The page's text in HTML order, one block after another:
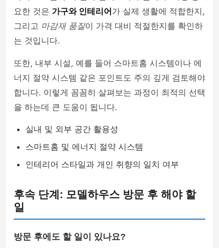
요한 것은 가구와 인테리어 가 실제 생활에 적합한지,
그리고 마감재 품질이 가격 대비 적절한지를 확인하
는 것입니다.
또한, 내부 시설, 예를 들어 스마트홈 시스템이나 에
너지 절약 시스템 같은 포인트도 주의 깊게 검토해야
합니다. 이렇게 꼼꼼히 살펴보는 과정이 최적의 선택
을 하는데 큰 도움이 됩니다.
실내 및 외부 공간 활용성
스마트홈 및 에너지 절약 시스템
인테리어 스타일과 개인 취향의 일치 여부
후속 단계: 모델하우스 방문 후 해야 할
일
방문 후에도 할 일이 있나요?